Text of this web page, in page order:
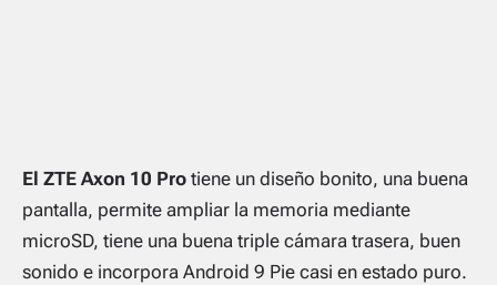
El ZTE Axon 10 Pro tiene un diseño bonito, una buena
pantalla, permite ampliar la memoria mediante
microSD, tiene una buena triple cámara trasera, buen
sonido e incorpora Android 9 Pie casi en estado puro.